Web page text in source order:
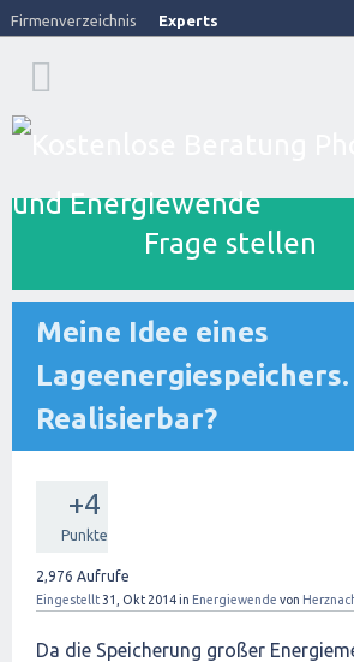
Firmenverzeichnis Experts
Frage stellen
Meine Idee eines
Lageenergiespeichers.
Realisierbar?
+4
Punkte
2,976 Aufrufe
Eingestellt 31, Okt 2014in Energiewende von
Da die Speicherung großer